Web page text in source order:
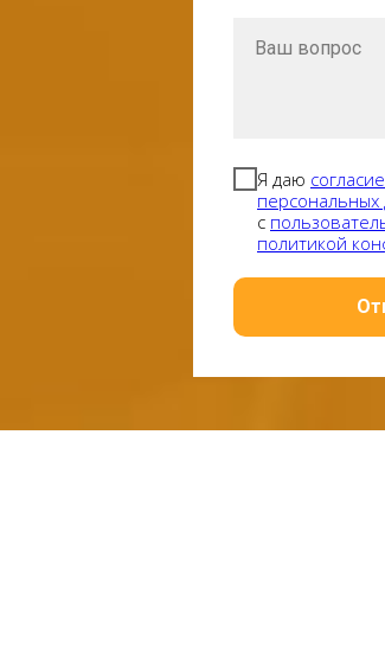
Я даю
персональных
с
политикой